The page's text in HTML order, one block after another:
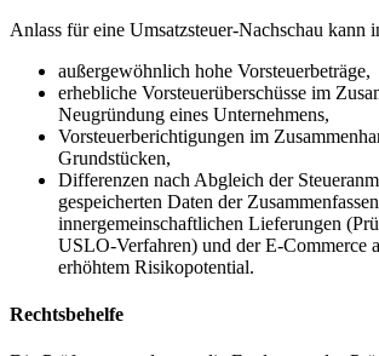
Anlass für eine Umsatzsteuer-Nachschau kann
außergewöhnlich hohe Vorsteuerbeträge,
erhebliche Vorsteuerüberschüsse im
Neugründung eines Unternehmens,
Vorsteuerberichtigungen im
Grundstücken,
Differenzen nach Abgleich der
gespeicherten Daten der
innergemeinschaftlichen Lieferungen
USLO-Verfahren) und der E-Commerce
erhöhtem Risikopotential.
Rechtsbehelfe